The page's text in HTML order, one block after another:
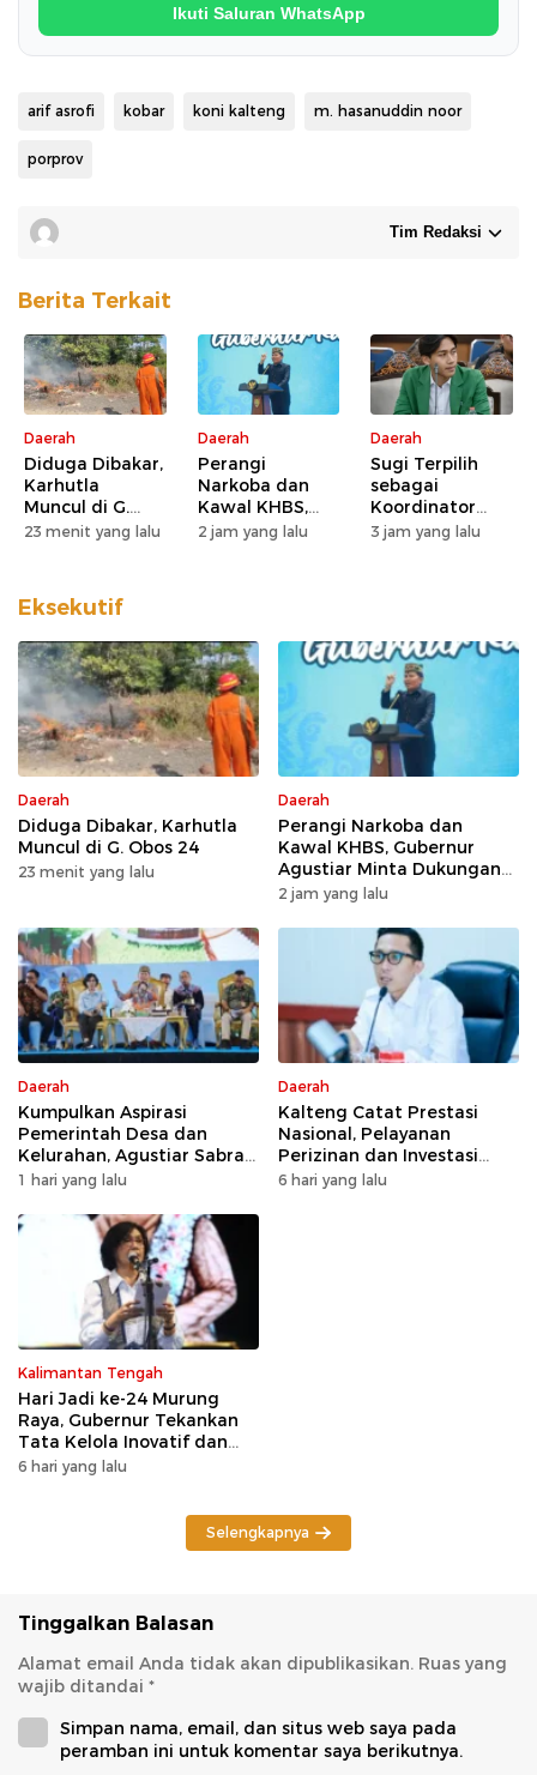
Ikuti Saluran WhatsApp
arif asrofi kobar koni kalteng m. hasanuddin noor
porprov
Tim Redaksi
Berita Terkait
Daerah
Diduga Dibakar,
Karhutla
Muncul di G.
Obos 24
23 menit yang lalu
Daerah
Perangi
Narkoba dan
Kawal KHBS,
Gubernur
2 jam yang lalu
Daerah
Sugi Terpilih
sebagai
Koordinator
Wilayah BEM SI
3 jam yang lalu
Eksekutif
Daerah
Diduga Dibakar, Karhutla
Muncul di G. Obos 24
23 menit yang lalu
Daerah
Perangi Narkoba dan
Kawal KHBS, Gubernur
Agustiar Minta Dukungan
Desa dan Kelurahan
2 jam yang lalu
Daerah
Kumpulkan Aspirasi
Pemerintah Desa dan
Kelurahan, Agustiar Sabran
Tekankan Prioritas
1 hari yang lalu
Daerah
Kalteng Catat Prestasi
Nasional, Pelayanan
Perizinan dan Investasi
Raih Predikat Sangat Baik
6 hari yang lalu
Kalimantan Tengah
Hari Jadi ke-24 Murung
Raya, Gubernur Tekankan
Tata Kelola Inovatif dan
Kesiapsiagaan Karhutla
6 hari yang lalu
Selengkapnya
Tinggalkan Balasan
Alamat email Anda tidak akan dipublikasikan. Ruas yang
wajib ditandai *
Simpan nama, email, dan situs web saya pada
peramban ini untuk komentar saya berikutnya.